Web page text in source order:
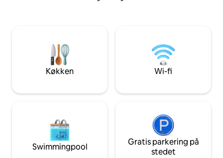
den ideelle indkvartering til din ferie.
Lejligheden ligger på første sal i huset og
er kun tilgængelig via trapper.
at lave
kanosejlads på
quadkørsel,
Køkken Wi-fi
Swimmingpool
Gratis parkering på
stedet